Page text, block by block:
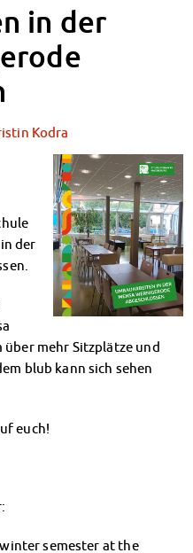
in der
Kodra
der
mehr Sitzplätze und
blub kann sich sehen
euch!
semester at the